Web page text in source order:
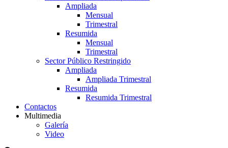
Ampliada
Mensual
Trimestral
Resumida
Mensual
Trimestral
Sector Público Restringido
Ampliada
Ampliada Trimestral
Resumida
Resumida Trimestral
Contactos
Multimedia
Galería
Video